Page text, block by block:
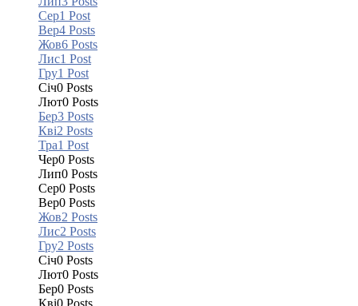
Сер1 Post
Вер4 Posts
Жов6 Posts
Лис1 Post
Гру1 Post
Січ0 Posts
Лют0 Posts
Бер3 Posts
Кві2 Posts
Тра1 Post
Чер0 Posts
Лип0 Posts
Сер0 Posts
Вер0 Posts
Жов2 Posts
Лис2 Posts
Гру2 Posts
Січ0 Posts
Лют0 Posts
Бер0 Posts
Кві0 Posts